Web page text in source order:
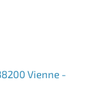
Vienne -